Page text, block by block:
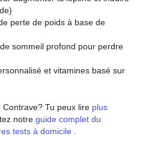
perte de poids à base de
sommeil profond pour perdre
et vitamines basé sur
Tu peux lire plus
notre guide complet du
tests à domicile